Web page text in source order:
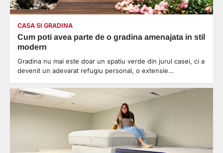
CASA SI GRADINA
Cum poti avea parte de o gradina amenajata in stil
modern
Gradina nu mai este doar un spatiu verde din jurul casei, ci a
devenit un adevarat refugiu personal, o extensie…